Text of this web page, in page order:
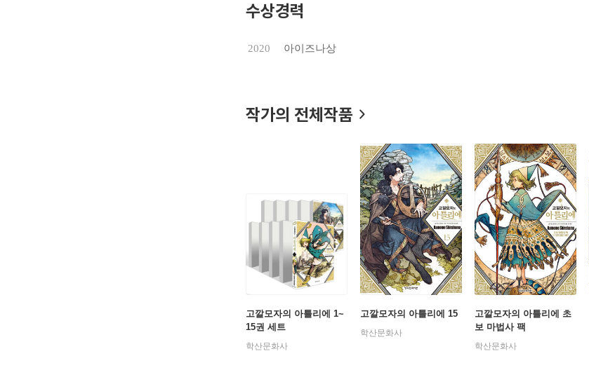
수상경력
2020 아이즈나상
작가의 전체작품
고깔모자의 아틀리에 1~
15권 세트
학산문화사
고깔모자의 아틀리에 15
학산문화사
고깔모자의 아틀리에 초
보 마법사 팩
학산문화사